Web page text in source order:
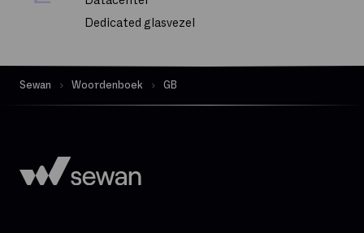
Dedicated glasvezel
Delve
Dematerialisatie
Exchange Online
Sewan Woordenboek GB